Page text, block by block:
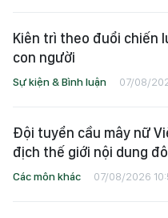
Kiên trì theo đuổi chiến
con người
Sự kiện & Bình luận 07/08/
Đội tuyển cầu mây nữ
địch thế giới nội dung
Các môn khác 07/08/2026